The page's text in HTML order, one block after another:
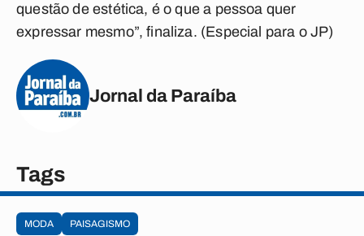
questão de estética, é o que a pessoa quer
expressar mesmo”, finaliza. (Especial para o JP)
Jornal da Paraíba
Tags
MODA PAISAGISMO